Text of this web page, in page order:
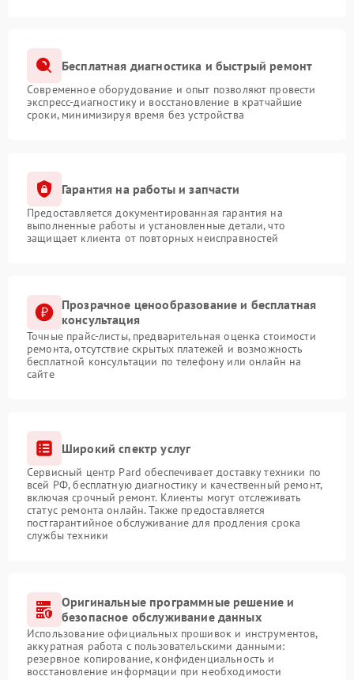
Бесплатная диагностика и быстрый ремонт
Современное оборудование и опыт позволяют провести
экспресс-диагностику и восстановление в кратчайшие
сроки, минимизируя время без устройства
Гарантия на работы и запчасти
Предоставляется документированная гарантия на
выполненные работы и установленные детали, что
защищает клиента от повторных неисправностей
Прозрачное ценообразование и бесплатная
консультация
Точные прайс-листы, предварительная оценка стоимости
ремонта, отсутствие скрытых платежей и возможность
бесплатной консультации по телефону или онлайн на
сайте
Широкий спектр услуг
Сервисный центр Pard обеспечивает доставку техники по
всей РФ, бесплатную диагностику и качественный ремонт,
включая срочный ремонт. Клиенты могут отслеживать
статус ремонта онлайн. Также предоставляется
постгарантийное обслуживание для продления срока
службы техники
Оригинальные программные решение и
безопасное обслуживание данных
Использование официальных прошивок и инструментов,
аккуратная работа с пользовательскими данными:
резервное копирование, конфиденциальность и
восстановление информации при необходимости